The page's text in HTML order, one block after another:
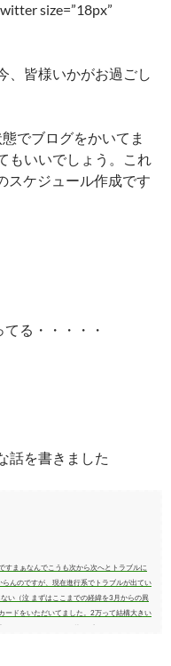
size=”18px”
皆様いかがお過ごし
でブログをかいてま
もいいでしょう。これ
スケジュール作成です
る・・・・・
話を書きました
すまぁなんでこうも次から次へとトラブルに
んのですが、現在進行系でトラブルが出てい
い（泣 まずはここまでの経緯を3月からの異
ードをいただいてました。2万って結構大きい
れてるのでなかなか使えずモヤモヤしていた